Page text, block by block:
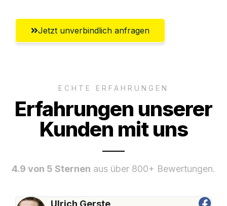
Jetzt unverbindlich anfragen
ECHTE ERFAHRUNGEN
Erfahrungen unserer
Kunden mit uns
4.9 von 5 Sternen aus über 800+ Bewertungen.
Ulrich Gerste